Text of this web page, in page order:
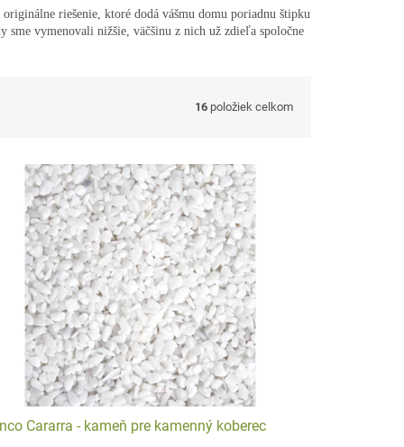
riešenie, ktoré dodá vášmu domu poriadnu štipku
sme vymenovali nižšie, väčšinu z nich už zdieľa spoločne
profesionálnej aplikácií súvysoko odolné a zvládnu aj
16 položiek celkom
Cararra - kameň pre kamenný koberec